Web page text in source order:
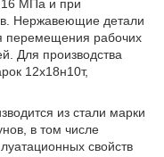
16 МПа и при
Нержавеющие детали
перемещения рабочих
Для производства
12х18н10т,
из стали марки
в том числе
свойств